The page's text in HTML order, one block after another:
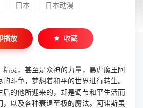
日本 日本动漫
播放 收藏
精灵，甚至是众神的力量，暴虐魔王阿
斗争，梦想着和平的世界进行转生。
后的他所迎来的，却是调节和平生活而
，以及各种衰退至极的魔法。阿诺斯虽